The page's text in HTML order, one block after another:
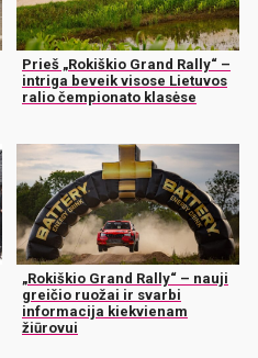
Prieš „Rokiškio Grand Rally“ –
intriga beveik visose Lietuvos
ralio čempionato klasėse
„Rokiškio Grand Rally“ – nauji
greičio ruožai ir svarbi
informacija kiekvienam
žiūrovui